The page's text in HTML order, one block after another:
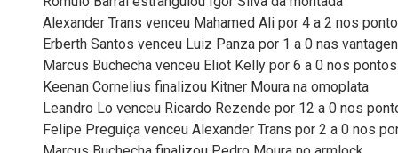
Alexander Trans venceu Mahamed Ali por 4 a 2 nos
Erberth Santos venceu Luiz Panza por 1 a 0 nas
Marcus Buchecha venceu Eliot Kelly por 6 a 0 nos pontos
Keenan Cornelius finalizou Kitner Moura na omoplata
Leandro Lo venceu Ricardo Rezende por 12 a 0 nos
Felipe Preguiça venceu Alexander Trans por 2 a 0 nos